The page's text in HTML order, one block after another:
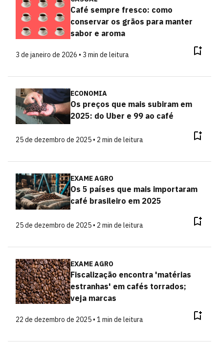
Café sempre fresco: como
conservar os grãos para manter
sabor e aroma
3 de janeiro de 2026 • 3 min de leitura
ECONOMIA
Os preços que mais subiram em
2025: do Uber e 99 ao café
25 de dezembro de 2025 • 2 min de leitura
EXAME AGRO
Os 5 países que mais importaram
café brasileiro em 2025
25 de dezembro de 2025 • 2 min de leitura
EXAME AGRO
Fiscalização encontra 'matérias
estranhas' em cafés torrados;
veja marcas
22 de dezembro de 2025 • 1 min de leitura